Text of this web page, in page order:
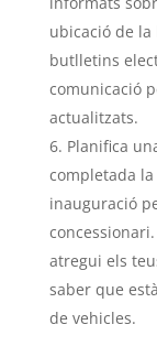
ubicació de la
butlletins
comunicació
actualitzats.
Planifica
completada
inauguració
atregui els
saber que
de vehicles.